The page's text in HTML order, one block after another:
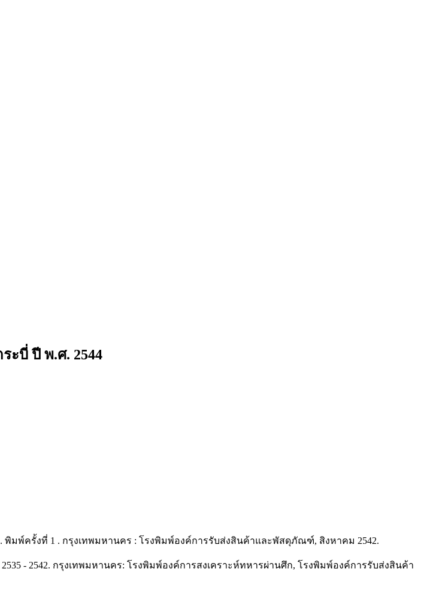
ะบี่ ปี พ.ศ. 2544
มพ์ครั้งที่ 1 . กรุงเทพมหานคร : โรงพิมพ์องค์การรับส่งสินค้าและพัสดุภัณฑ์, สิงหาคม 2542.
- 2542. กรุงเทพมหานคร: โรงพิมพ์องค์การสงเคราะห์ทหารผ่านศึก, โรงพิมพ์องค์การรับส่งสินค้า